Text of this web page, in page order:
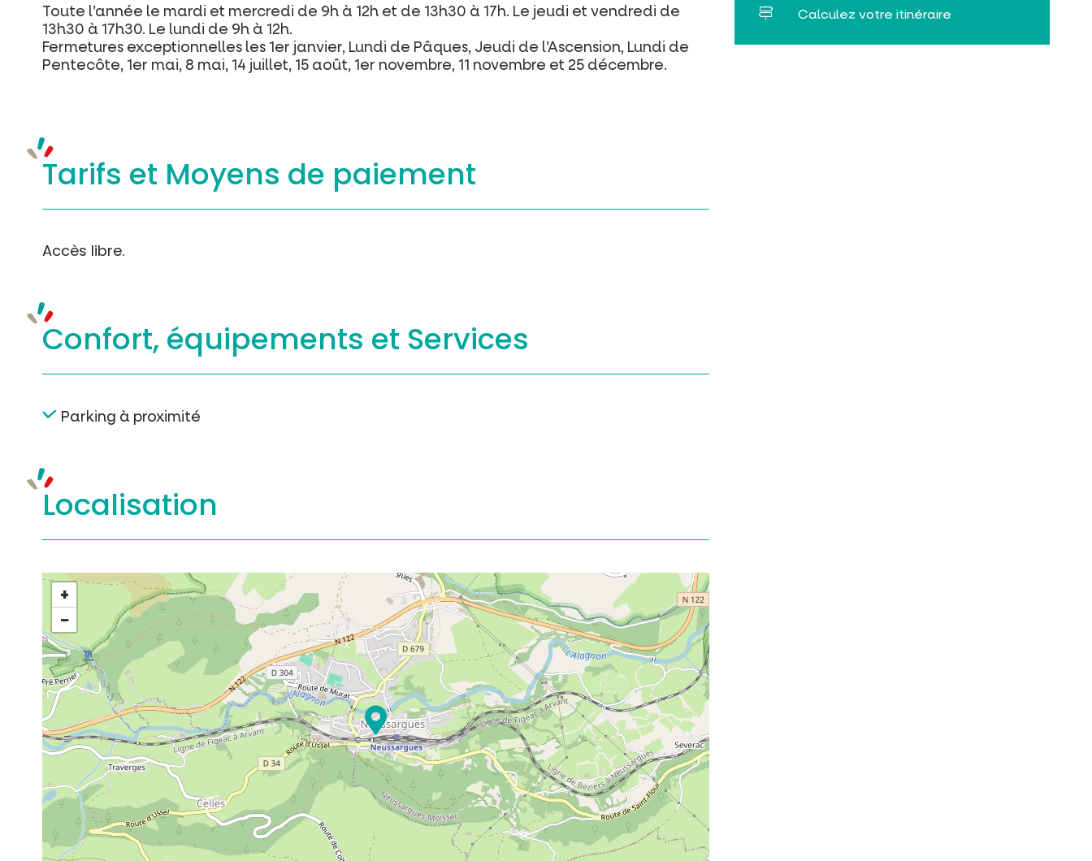
Toute l’année le mardi et mercredi de 9h à 12h et de 13h30 à 17h. Le jeudi et vendredi de
13h30 à 17h30. Le lundi de 9h à 12h.
Fermetures exceptionnelles les 1er janvier, Lundi de Pâques, Jeudi de l’Ascension, Lundi de
Pentecôte, 1er mai, 8 mai, 14 juillet, 15 août, 1er novembre, 11 novembre et 25 décembre.
Tarifs et Moyens de paiement
Accès libre.
Confort, équipements et Services
Parking à proximité
Localisation
+
−
Calculez votre itinéraire